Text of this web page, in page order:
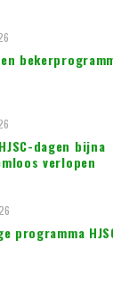
dagen bijna
verlopen
programma